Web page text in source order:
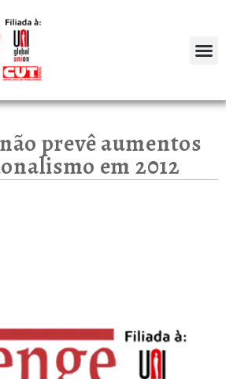
prevê aumentos
em 2012